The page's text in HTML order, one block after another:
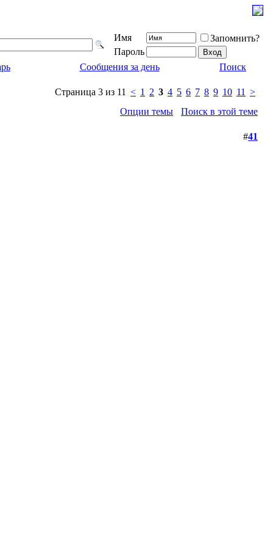
Имя
Запомнить?
Пароль
Сообщения за день Поиск
Страница 3 из 11 < 1 2 3 4 5 6 7 8 9 10 11 >
Опции темы
Поиск в этой теме
#41